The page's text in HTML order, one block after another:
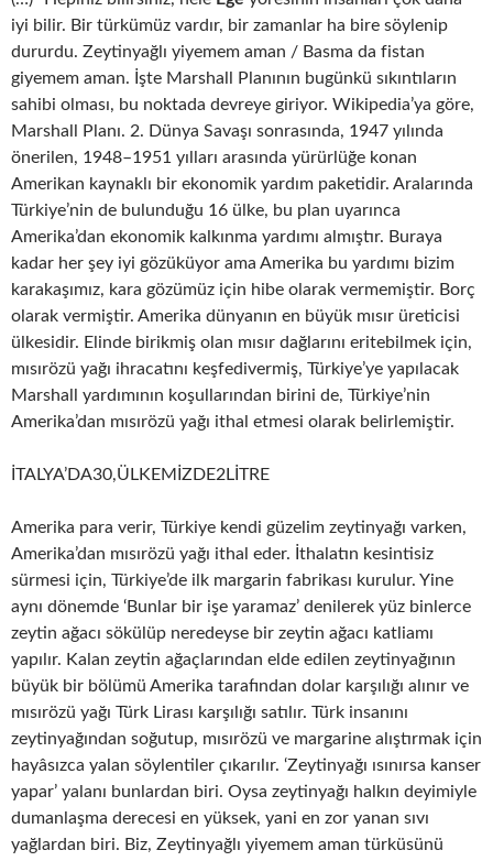
iyi bilir. Bir türkümüz vardır, bir zamanlar ha bire söylenip
dururdu. Zeytinyağlı yiyemem aman / Basma da fistan
giyemem aman. İşte Marshall Planının bugünkü sıkıntıların
sahibi olması, bu noktada devreye giriyor. Wikipedia’ya göre,
Marshall Planı. 2. Dünya Savaşı sonrasında, 1947 yılında
önerilen, 1948–1951 yılları arasında yürürlüğe konan
Amerikan kaynaklı bir ekonomik yardım paketidir. Aralarında
Türkiye’nin de bulunduğu 16 ülke, bu plan uyarınca
Amerika’dan ekonomik kalkınma yardımı almıştır. Buraya
kadar her şey iyi gözüküyor ama Amerika bu yardımı bizim
karakaşımız, kara gözümüz için hibe olarak vermemiştir. Borç
olarak vermiştir. Amerika dünyanın en büyük mısır üreticisi
ülkesidir. Elinde birikmiş olan mısır dağlarını eritebilmek için,
mısırözü yağı ihracatını keşfedivermiş, Türkiye’ye yapılacak
Marshall yardımının koşullarından birini de, Türkiye’nin
Amerika’dan mısırözü yağı ithal etmesi olarak belirlemiştir.
İTALYA’DA30,ÜLKEMİZDE2LİTRE
Amerika para verir, Türkiye kendi güzelim zeytinyağı varken,
Amerika’dan mısırözü yağı ithal eder. İthalatın kesintisiz
sürmesi için, Türkiye’de ilk margarin fabrikası kurulur. Yine
aynı dönemde ‘Bunlar bir işe yaramaz’ denilerek yüz binlerce
zeytin ağacı sökülüp neredeyse bir zeytin ağacı katliamı
yapılır. Kalan zeytin ağaçlarından elde edilen zeytinyağının
büyük bir bölümü Amerika tarafından dolar karşılığı alınır ve
mısırözü yağı Türk Lirası karşılığı satılır. Türk insanını
zeytinyağından soğutup, mısırözü ve margarine alıştırmak için
hayâsızca yalan söylentiler çıkarılır. ‘Zeytinyağı ısınırsa kanser
yapar’ yalanı bunlardan biri. Oysa zeytinyağı halkın deyimiyle
dumanlaşma derecesi en yüksek, yani en zor yanan sıvı
yağlardan biri. Biz, Zeytinyağlı yiyemem aman türküsünü